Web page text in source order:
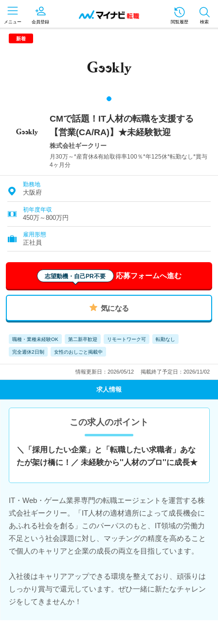
メニュー 会員登録 閲覧履歴 検索
新着
CMで話題！IT人材の転職を支援する
【営業(CA/RA)】★未経験歓迎
株式会社ギークリー
月30万～*産育休&有給取得率100％*年125休*転勤なし*賞与
4ヶ月分
勤務地
大阪府
初年度年収
450万～800万円
雇用形態
正社員
志望動機・自己PR不要 応募フォームへ進む
気になる
職種・業種未経験OK 第二新卒歓迎 リモートワーク可 転勤なし
完全週休2日制 女性のおしごと掲載中
情報更新日：2026/05/12 掲載終了予定日：2026/11/02
求人情報
この求人のポイント
＼「採用したい企業」と「転職したい求職者」あな
たが架け橋に！／ 未経験から''人材のプロ''に成長★
IT・Web・ゲーム業界専門の転職エージェントを運営する株
式会社ギークリー。「IT人材の適材適所によって成長機会に
あふれる社会を創る」このパーパスのもと、IT領域の労働力
不足という社会課題に対し、マッチングの精度を高めること
で個人のキャリアと企業の成長の両立を目指しています。
入社後はキャリアアップできる環境を整えており、頑張りは
しっかり賞与で還元しています。ぜひ一緒に新たなチャレン
ジをしてきませんか！